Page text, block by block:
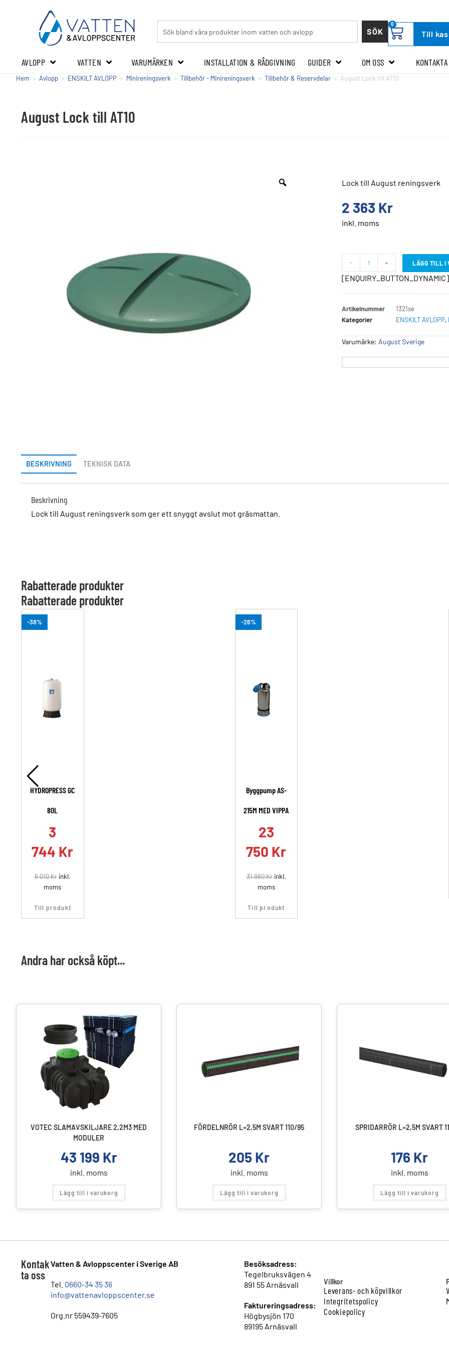
SÖK
0
Till
AVLOPP VATTEN VARUMÄRKEN INSTALLATION & RÅDGIVNING GUIDER OM OSS
Hem > Avlopp > ENSKILT AVLOPP > Minireningsverk > Tillbehör - Minireningsverk > Tillbehör & Reservdelar > August Lock till AT10
August Lock till AT10
Lock till August reningsverk
2 363 Kr
inkl. moms
- + LÄGG TILL I
[ENQUIRY_BUTTON_DYNAMIC]
Artikelnummer
1321se
Kategorier
ENSKILT AVLOPP,
Varumärke: August Sverige
BESKRIVNING TEKNISK DATA
Beskrivning
Lock till August reningsverk som ger ett snyggt avslut mot gräsmattan.
Rabatterade produkter
Rabatterade produkter
-38%
HYDROPRESS GC
80L
3
744 Kr
6 010Krinkl.
moms
Till produkt
-26%
Byggpump AS-
215M MED VIPPA
23
750 Kr
31 980Krinkl.
moms
Till produkt
Andra har också köpt...
VOTEC SLAMAVSKILJARE 2,2M3 MED
MODULER
43 199 Kr
inkl. moms
Lägg till i varukorg
FÖRDELNRÖR L=2,5M SVART 110/95
205 Kr
inkl. moms
Lägg till i varukorg
SPRIDARRÖR L=2,5M SVART
176 Kr
inkl. moms
Lägg till i varukorg
Kontak
ta oss
Vatten & Avloppscenter i Sverige AB
Tel. 0660-34 35 36
info@vattenavloppscenter.se
Org.nr 559439-7605
Besöksadress:
Tegelbruksvägen 4
891 55 Arnäsvall
Faktureringsadress:
Högbysjön 170
89195 Arnäsvall
Villkor
Leverans- och köpvillkor
Integritetspolicy
Cookiepolicy